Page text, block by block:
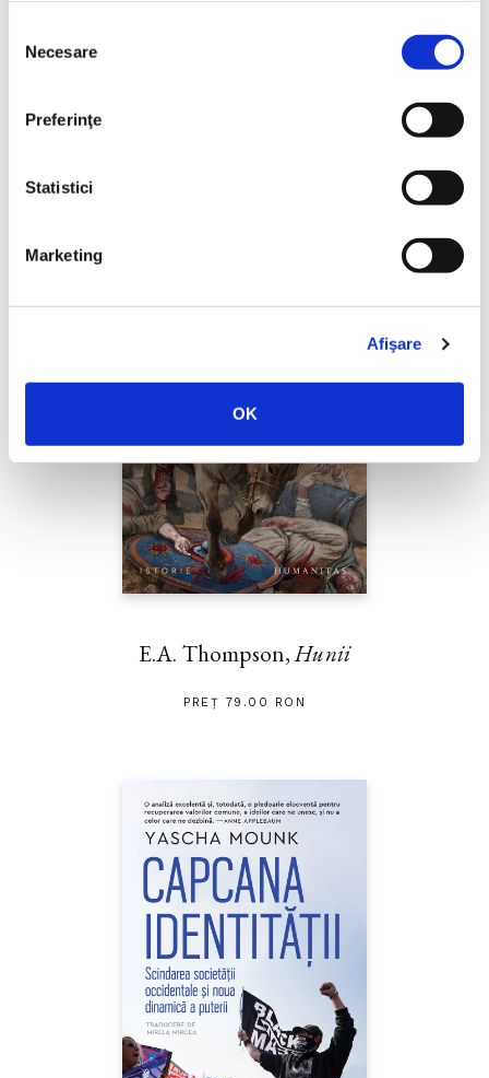
consimțământului
Necesare
Preferinţe
Statistici
Marketing
Afişare
OK
E.A. Thompson,Hunii
PREȚ 79.00 RON